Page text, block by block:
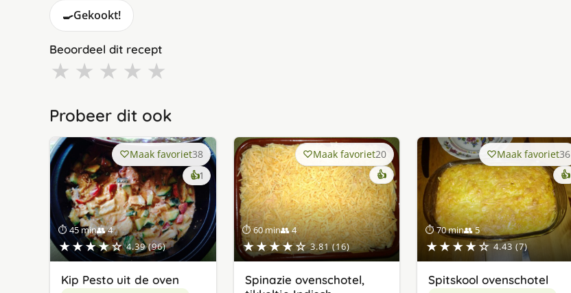
🍳Gekookt!
Beoordeel dit recept
★ ★ ★ ★ ★
Probeer dit ook
⏱ 45 min👥 4
★★★★☆ 4.39 (96)
Maak favoriet38
👍1keer
lekker
gevonden
Kip Pesto uit de oven
⏱ 60 min👥 4
★★★★☆ 3.81 (16)
Maak favoriet20
👍
Spinazie ovenschotel,
⏱ 70 min👥 5
★★★★☆ 4.43 (7)
Maak favoriet36
👍
Spitskool ovenschotel